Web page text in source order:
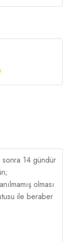
sonra 14 gündür
olması
ile beraber